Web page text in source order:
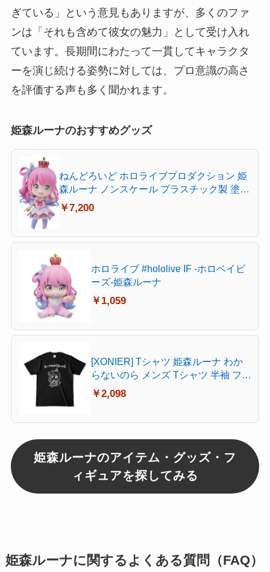
ぎている」という意見もありますが、多くのファ
ンは「それも含めて彼女の魅力」として受け入れ
ています。長期間にわたって一貫してキャラクタ
ーを演じ続ける姿勢に対しては、プロ意識の高さ
を評価する声も多く聞かれます。
姫森ルーナのおすすめグッズ
ねんどろいど ホロライブプロダクション 姫
森ルーナ ノンスケール プラスチック製 塗装
済み可動フィギュア
￥7,200
ホロライブ #hololive IF -ホロベイビ
ーズ-姫森ルーナ
￥1,059
[XONIER] Tシャツ 姫森ルーナ わか
らないのら メンズ Tシャツ 半袖 フロ
ントプリント春 夏 プリント 綿製 大
きいサイズ 男女兼用
￥2,098
姫森ルーナのアイテム・グッズ・フ
ィギュアを探してみる
姫森ルーナに関するよくある質問（FAQ）